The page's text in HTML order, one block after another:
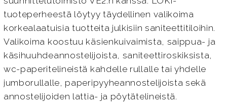
tuoteperheestä löytyy täydellinen valikoima
korkealaatuisia tuotteita julkisiin saniteettitiloihin.
Valikoima koostuu käsienkuivaimista, saippua- ja
käsihuuhdeannostelijoista, saniteettiroskiksista,
wc-paperitelineistä kahdelle rullalle tai yhdelle
jumborullalle, paperipyyheannostelijoista sekä
annostelijoiden lattia- ja pöytätelineistä.